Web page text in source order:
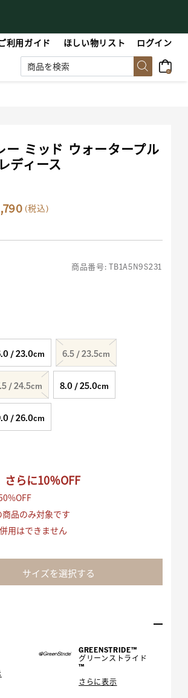
利用ガイド ほしい物リスト ログイン
0
ー ミッド ウォータープル
ディース
(税込)
商品番号:TB1A5N9S231
/ 23.0cm 6.5 / 23.5cm
/ 24.5cm 8.0 / 25.0cm
/ 26.0cm
らに10％OFF
品のみ対象です
用はできません
サイズを選択する
GREENSTRIDE™
グリーンストライド
™
さらに表示